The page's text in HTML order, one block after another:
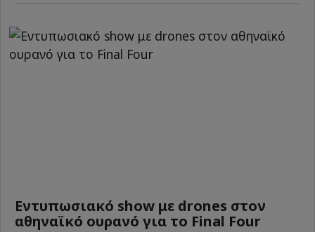
Εντυπωσιακό show με drones στον
αθηναϊκό ουρανό για το Final Four